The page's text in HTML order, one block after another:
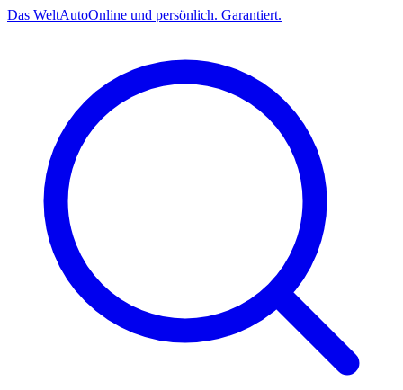
Das WeltAutoOnline und persönlich. Garantiert.